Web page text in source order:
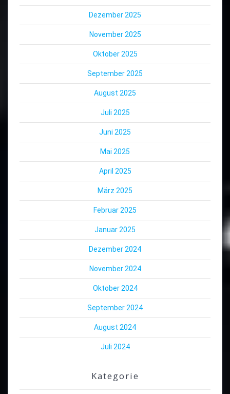
Dezember 2025
November 2025
Oktober 2025
September 2025
August 2025
Juli 2025
Juni 2025
Mai 2025
April 2025
März 2025
Februar 2025
Januar 2025
Dezember 2024
November 2024
Oktober 2024
September 2024
August 2024
Juli 2024
Kategorie